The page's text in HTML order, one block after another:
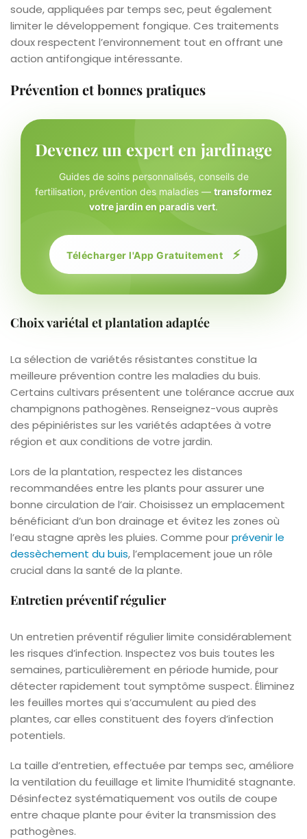
soude, appliquées par temps sec, peut également
limiter le développement fongique. Ces traitements
doux respectent l’environnement tout en offrant une
action antifongique intéressante.
Prévention et bonnes pratiques
Devenez un expert en jardinage
Guides de soins personnalisés, conseils de
fertilisation, prévention des maladies — transformez
votre jardin en paradis vert.
Télécharger l'App Gratuitement ⚡
Choix variétal et plantation adaptée
La sélection de variétés résistantes constitue la
meilleure prévention contre les maladies du buis.
Certains cultivars présentent une tolérance accrue aux
champignons pathogènes. Renseignez-vous auprès
des pépiniéristes sur les variétés adaptées à votre
région et aux conditions de votre jardin.
Lors de la plantation, respectez les distances
recommandées entre les plants pour assurer une
bonne circulation de l’air. Choisissez un emplacement
bénéficiant d’un bon drainage et évitez les zones où
l’eau stagne après les pluies. Comme pourprévenir le
dessèchement du buis, l’emplacement joue un rôle
crucial dans la santé de la plante.
Entretien préventif régulier
Un entretien préventif régulier limite considérablement
les risques d’infection. Inspectez vos buis toutes les
semaines, particulièrement en période humide, pour
détecter rapidement tout symptôme suspect. Éliminez
les feuilles mortes qui s’accumulent au pied des
plantes, car elles constituent des foyers d’infection
potentiels.
La taille d’entretien, effectuée par temps sec, améliore
la ventilation du feuillage et limite l’humidité stagnante.
Désinfectez systématiquement vos outils de coupe
entre chaque plante pour éviter la transmission des
pathogènes.